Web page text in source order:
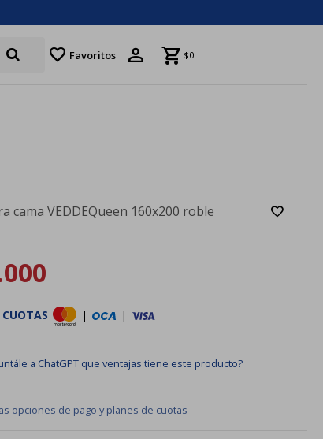
favorite Favoritos $0
cama VEDDEQueen 160x200 roble
| |
a ChatGPT que ventajas tiene este producto?
opciones de pago y planes de cuotas